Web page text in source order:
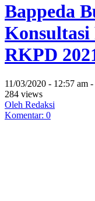
Bappeda
Konsultasi
RKPD
11/03/2020 - 12:57 am
284 views
Oleh Redaksi
Komentar: 0